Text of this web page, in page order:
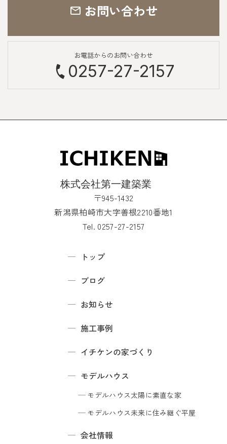
お問い合わせ
お電話からのお問い合わせ
0257-27-2157
〒945-1432
新潟県柏崎市大字善根2210番地1
Tel. 0257-27-2157
トップ
ブログ
お知らせ
施工事例
イチケンの家づくり
モデルハウス
モデルハウス太陽に素直な家
モデルハウス未来に住み継ぐ平屋
会社情報